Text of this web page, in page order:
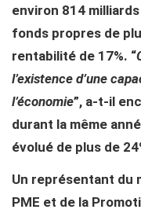
environ 814
fonds propres de
rentabilité de 17%. “
l’existence d’une
l’économie”, a-t-il
durant la même
évolué de plus de
Un représentant du
PME et de la